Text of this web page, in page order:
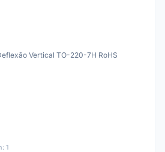
Vertical TO-220-7H RoHS
1